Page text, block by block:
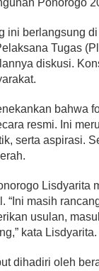
Ponorogo
ini berlangsung
Tugas
diskusi.
bahwa
resmi. Ini
serta aspirasi.
Lisdyarita
“Ini masih
usulan,
kata
dihadiri oleh